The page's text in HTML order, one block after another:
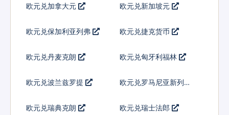
欧元兑加拿大元 欧元兑新加坡元
欧元兑保加利亚列弗 欧元兑捷克货币
欧元兑丹麦克朗 欧元兑匈牙利福林
欧元兑波兰兹罗提 欧元兑罗马尼亚新列伊
欧元兑瑞典克朗 欧元兑瑞士法郎